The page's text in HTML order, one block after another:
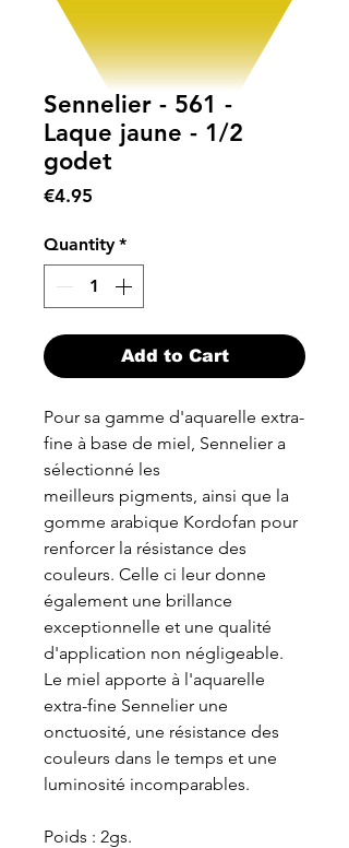
Sennelier - 561 -
Laque jaune - 1/2
godet
€4.95
Quantity *
Add to Cart
Pour sa gamme d'aquarelle extra-
fine à base de miel, Sennelier a
sélectionné les
meilleurs pigments, ainsi que la
gomme arabique Kordofan pour
renforcer la résistance des
couleurs. Celle ci leur donne
également une brillance
exceptionnelle et une qualité
d'application non négligeable.
Le miel apporte à l'aquarelle
extra-fine Sennelier une
onctuosité, une résistance des
couleurs dans le temps et une
luminosité incomparables.
Poids : 2gs.